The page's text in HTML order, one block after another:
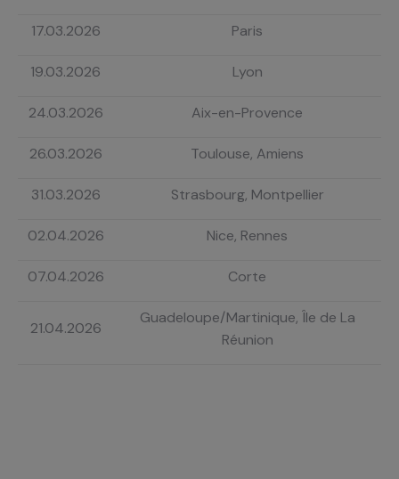
17.03.2026 Paris
19.03.2026 Lyon
24.03.2026 Aix-en-Provence
26.03.2026 Toulouse, Amiens
31.03.2026 Strasbourg, Montpellier
02.04.2026 Nice, Rennes
07.04.2026 Corte
21.04.2026
Guadeloupe/Martinique, Île de La
Réunion